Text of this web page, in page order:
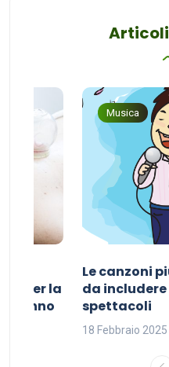
per la
sonno
Musica
Le canzoni
da
spettacoli
18 Febbraio 2025